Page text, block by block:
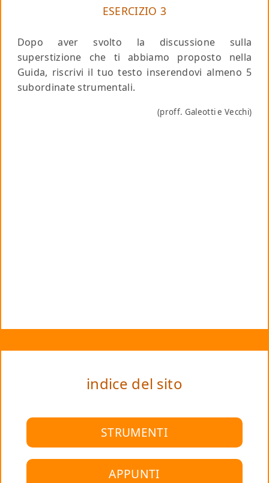
ESERCIZIO 3
Dopo aver svolto la discussione sulla
superstizione che ti abbiamo proposto nella
Guida, riscrivi il tuo testo inserendovi almeno 5
subordinate strumentali.
(proff. Galeotti e Vecchi)
indice del sito
STRUMENTI
APPUNTI